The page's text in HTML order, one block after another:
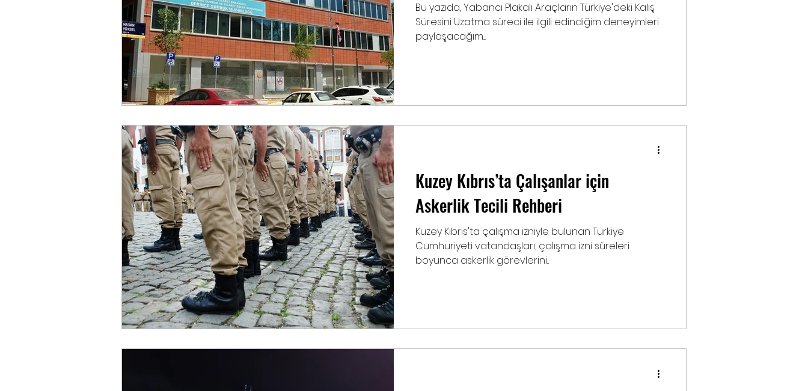
Bu yazıda, Yabancı Plakalı Araçların Türkiye'deki Kalış
Süresini Uzatma süreci ile ilgili edindiğim deneyimleri
paylaşacağım....
Kuzey Kıbrıs’ta Çalışanlar için
Askerlik Tecili Rehberi
Kuzey Kıbrıs'ta çalışma izniyle bulunan Türkiye
Cumhuriyeti vatandaşları, çalışma izni süreleri
boyunca askerlik görevlerini...